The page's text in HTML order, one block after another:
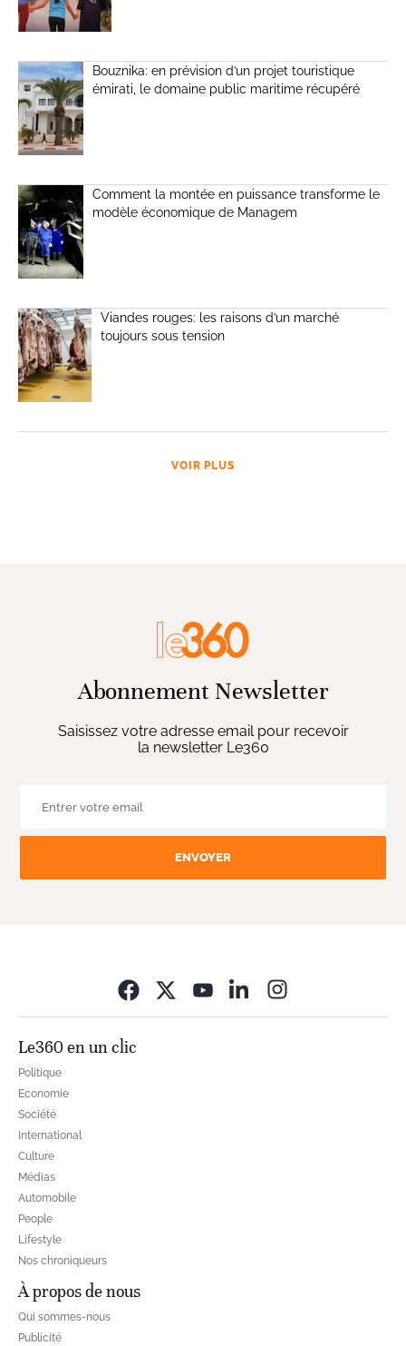
Bouznika: en prévision d’un projet touristique
émirati, le domaine public maritime récupéré
Comment la montée en puissance transforme le
modèle économique de Managem
Viandes rouges: les raisons d’un marché
toujours sous tension
VOIR PLUS
Abonnement Newsletter
Saisissez votre adresse email pour recevoir
la newsletter Le360
ENVOYER
Le360 en un clic
Politique
Economie
Société
International
Culture
Médias
Automobile
People
Lifestyle
Nos chroniqueurs
À propos de nous
Qui sommes-nous
Publicité